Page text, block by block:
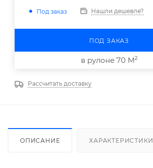
Под заказ Нашли дешевле?
ПОД ЗАКАЗ
в рулоне 70 М2
Рассчитать доставку
ОПИСАНИЕ ХАРАКТЕРИСТИКИ